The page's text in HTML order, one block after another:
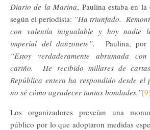
Diario de la Marina, Paulina estaba en
según el periodista: “Ha triunfado.
con valentía inigualable y hoy nadie
imperial del danzonete”. Paulina,
“Estoy verdaderamente abrumada
cariño. He recibido millares de
República entera ha respondido desde el
no sé cómo agradecer tantas bondades.”[9]
Los organizadores preveían una
público por lo que adoptaron medidas